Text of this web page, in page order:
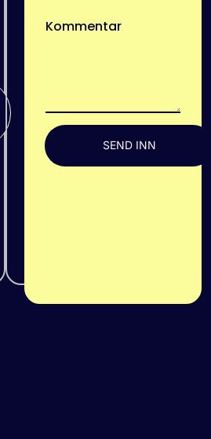
vi som veldig
trenger en
god
samarbeidspartner.
Kommentar
SEND INN